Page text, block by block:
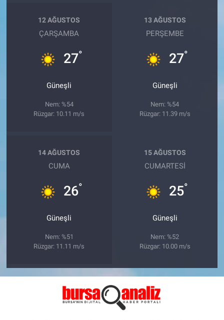
12 AĞUSTOS
ÇARŞAMBA
27°
Güneşli
Nem: %54
Rüzgar: 10.11 m/s
13 AĞUSTOS
PERŞEMBE
27°
Güneşli
Nem: %54
Rüzgar: 11.39 m/s
14 AĞUSTOS
CUMA
26°
Güneşli
Nem: %51
Rüzgar: 11.11 m/s
15 AĞUSTOS
CUMARTESI
25°
Güneşli
Nem: %52
Rüzgar: 10.00 m/s